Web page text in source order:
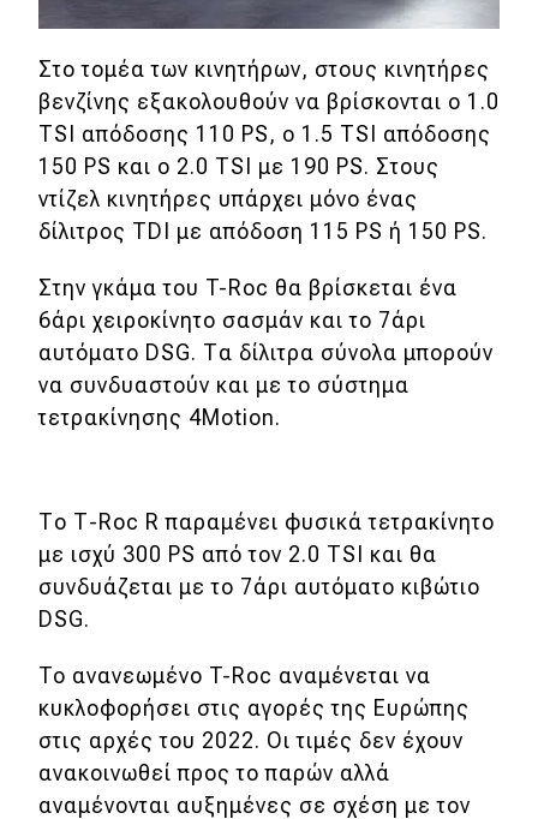
Στο τομέα των κινητήρων, στους κινητήρες
βενζίνης εξακολουθούν να βρίσκονται ο 1.0
TSI απόδοσης 110 PS, ο 1.5 ΤSΙ απόδοσης
150 PS και ο 2.0 TSI με 190 PS. Στους
ντίζελ κινητήρες υπάρχει μόνο ένας
δίλιτρος TDI με απόδοση 115 PS ή 150 PS.
Στην γκάμα του T-Roc θα βρίσκεται ένα
6άρι χειροκίνητο σασμάν και το 7άρι
αυτόματο DSG. Tα δίλιτρα σύνολα μπορούν
να συνδυαστούν και με το σύστημα
τετρακίνησης 4Motion.
Το Τ-Roc R παραμένει φυσικά τετρακίνητο
με ισχύ 300 PS από τον 2.0 TSI και θα
συνδυάζεται με το 7άρι αυτόματο κιβώτιο
DSG.
To ανανεωμένο T-Roc αναμένεται να
κυκλοφορήσει στις αγορές της Ευρώπης
στις αρχές του 2022. Οι τιμές δεν έχουν
ανακοινωθεί προς το παρών αλλά
αναμένονται αυξημένες σε σχέση με τον